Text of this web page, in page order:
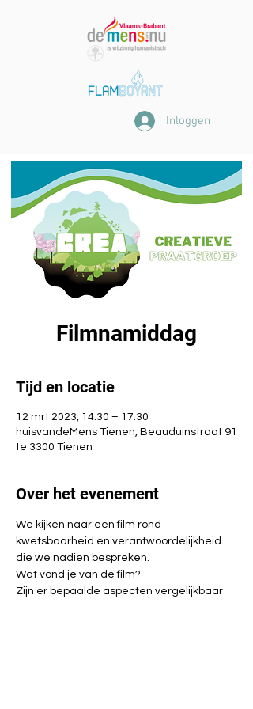
Inloggen
Filmnamiddag
Tijd en locatie
12 mrt 2023, 14:30 – 17:30
huisvandeMens Tienen, Beauduinstraat 91
te 3300 Tienen
Over het evenement
We kijken naar een film rond
kwetsbaarheid en verantwoordelijkheid
die we nadien bespreken.
Wat vond je van de film?
Zijn er bepaalde aspecten vergelijkbaar